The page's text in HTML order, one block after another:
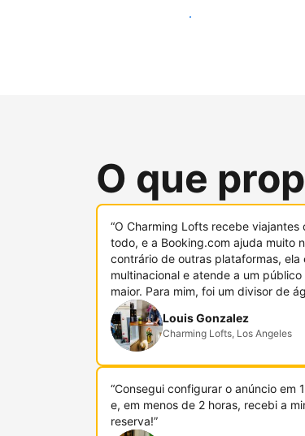
Alcançar novos hóspedes
O que
“O Charming Lofts recebe viajantes
todo, e a Booking.com ajuda muito
contrário de outras plataformas, ela
multinacional e atende a um público
maior. Para mim, foi um divisor de
Louis Gonzalez
Charming Lofts, Los Angeles
“Consegui configurar o anúncio em
e, em menos de 2 horas, recebi a
reserva!”